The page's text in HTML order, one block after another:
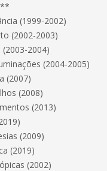
(1999-2002)
(2002-2003)
2004)
(2004-2005)
(2007)
(2008)
(2013)
(2009)
(2019)
(2002)